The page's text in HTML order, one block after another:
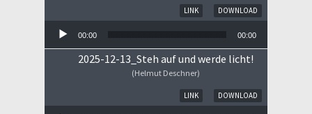
DOWNLOAD
LINK
00:00 00:00
2025-12-13_Steh auf und werde licht!
(Helmut Deschner)
DOWNLOAD
LINK